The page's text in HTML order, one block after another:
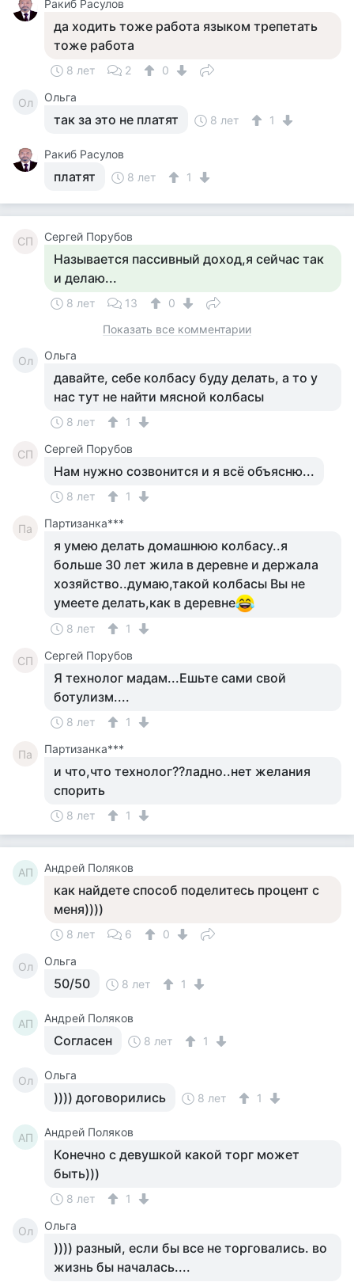
Ракиб Расулов
да ходить тоже работа языком трепетать
тоже работа
8 лет 2 0
Ол Ольга
так за это не платят 8 лет 1
Ракиб Расулов
платят 8 лет 1
СП Сергей Порубов
Называется пассивный доход,я сейчас так
и делаю...
8 лет 13
0
Показать все комментарии
Ол Ольга
давайте, себе колбасу буду делать, а то у
нас тут не найти мясной колбасы
8 лет 1
СП Сергей Порубов
Нам нужно созвонится и я всё объясню...
8 лет 1
Па Партизанка***
я умею делать домашнюю колбасу..я
больше 30 лет жила в деревне и держала
хозяйство..думаю,такой колбасы Вы не
умеете делать,как в деревне
8 лет 1
СП Сергей Порубов
Я технолог мадам...Ешьте сами свой
ботулизм....
8 лет 1
Па Партизанка***
и что,что технолог??ладно..нет желания
спорить
8 лет 1
АП Андрей Поляков
как найдете способ поделитесь процент с
меня))))
8 лет 6 0
Ол Ольга
50/50 8 лет 1
АП Андрей Поляков
Согласен 8 лет 1
Ол Ольга
)))) договорились 8 лет 1
АП Андрей Поляков
Конечно с девушкой какой торг может
быть)))
8 лет 1
Ол Ольга
)))) разный, если бы все не торговались. во
жизнь бы началась....